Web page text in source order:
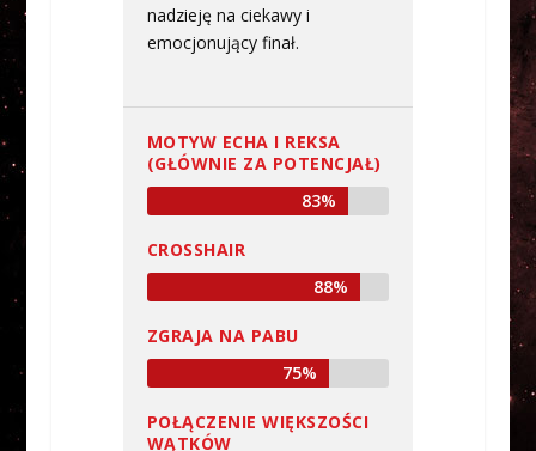
nadzieję na ciekawy i
emocjonujący finał.
MOTYW ECHA I REKSA
(GŁÓWNIE ZA POTENCJAŁ)
83%
CROSSHAIR
88%
ZGRAJA NA PABU
75%
POŁĄCZENIE WIĘKSZOŚCI
WĄTKÓW